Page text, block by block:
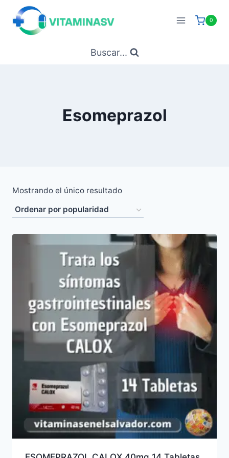
Saltar
contenido
0
Buscar...
Esomeprazol
Mostrando el único resultado